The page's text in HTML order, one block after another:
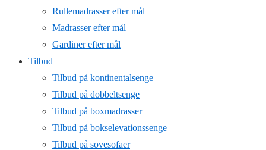
Rullemadrasser efter mål
Madrasser efter mål
Gardiner efter mål
Tilbud
Tilbud på kontinentalsenge
Tilbud på dobbeltsenge
Tilbud på boxmadrasser
Tilbud på bokselevationssenge
Tilbud på sovesofaer